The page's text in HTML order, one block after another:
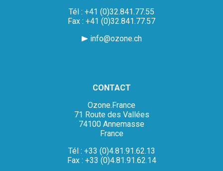
Tél : +41 (0)32.841.77.55
Fax : +41 (0)32.841.77.57
info@ozone.ch
CONTACT
Ozone.France
71 Route des Vallées
74100 Annemasse
France
Tél : +33 (0)4.81.91.62.13
Fax : +33 (0)4.81.91.62.14